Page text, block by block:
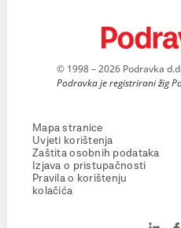
© 1998 – 2026 Podravka
Podravka je registrirani žig
Mapa stranice
Uvjeti korištenja
Zaštita osobnih podataka
Izjava o pristupačnosti
Pravila o korištenju
kolačića